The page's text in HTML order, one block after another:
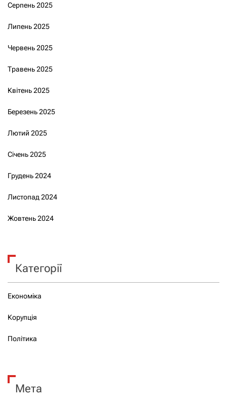
Серпень 2025
Липень 2025
Червень 2025
Травень 2025
Квітень 2025
Березень 2025
Лютий 2025
Січень 2025
Грудень 2024
Листопад 2024
Жовтень 2024
Категорії
Економіка
Корупція
Політика
Мета